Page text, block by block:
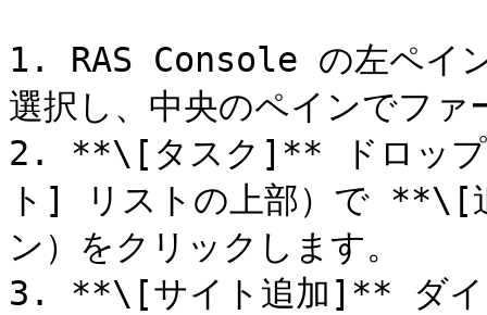
1. RAS Console の左ペイ
選択し、中央のペインでファ
2. **\[タスク]** ドロップ
ト] リストの上部）で
ン）をクリックします。
3. **\[サイト追加]** ダイア